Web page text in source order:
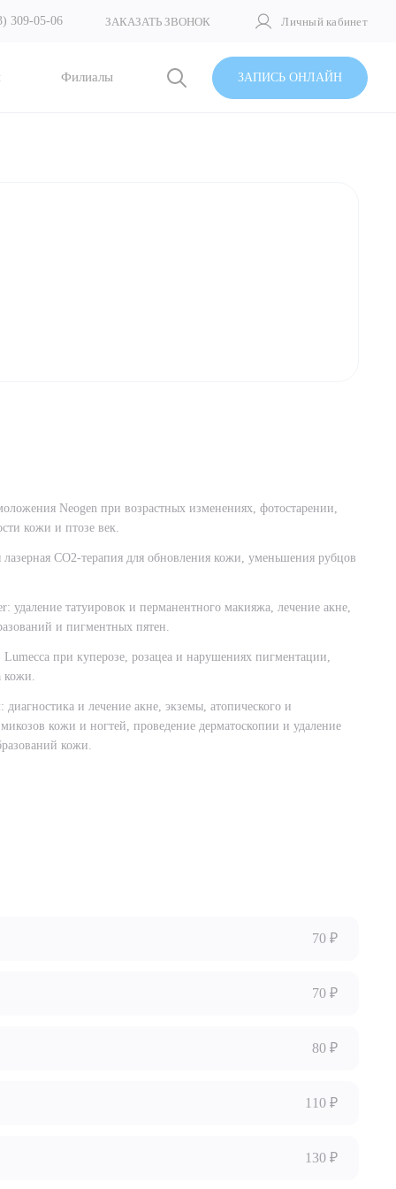
309-05-06 ЗАКАЗАТЬ ЗВОНОК Личный кабинет
Филиалы ЗАПИСЬ ОНЛАЙН
Neogen при возрастных изменениях, фотостарении,
кожи и птозе век.
СО2-терапия для обновления кожи, уменьшения рубцов
удаление татуировок и перманентного макияжа, лечение акне,
и пигментных пятен.
при куперозе, розацеа и нарушениях пигментации,
кожи.
и лечение акне, экземы, атопического и
кожи и ногтей, проведение дерматоскопии и удаление
кожи.
70 ₽
70 ₽
80 ₽
110 ₽
130 ₽